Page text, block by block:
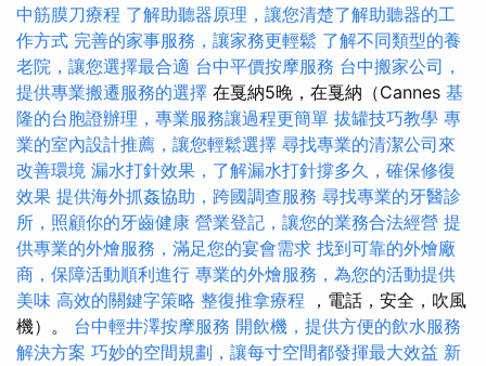
中筋膜刀療程 了解助聽器原理，讓您清楚了解助聽器的工
作方式 完善的家事服務，讓家務更輕鬆 了解不同類型的養
老院，讓您選擇最合適 台中平價按摩服務 台中搬家公司，
提供專業搬遷服務的選擇 在戛納5晚，在戛納（Cannes 基
隆的台胞證辦理，專業服務讓過程更簡單 拔罐技巧教學 專
業的室內設計推薦，讓您輕鬆選擇 尋找專業的清潔公司來
改善環境 漏水打針效果，了解漏水打針撐多久，確保修復
效果 提供海外抓姦協助，跨國調查服務 尋找專業的牙醫診
所，照顧你的牙齒健康 營業登記，讓您的業務合法經營 提
供專業的外燴服務，滿足您的宴會需求 找到可靠的外燴廠
商，保障活動順利進行 專業的外燴服務，為您的活動提供
美味 高效的關鍵字策略 整復推拿療程 ，電話，安全，吹風
機）。 台中輕井澤按摩服務 開飲機，提供方便的飲水服務
解決方案 巧妙的空間規劃，讓每寸空間都發揮最大效益 新